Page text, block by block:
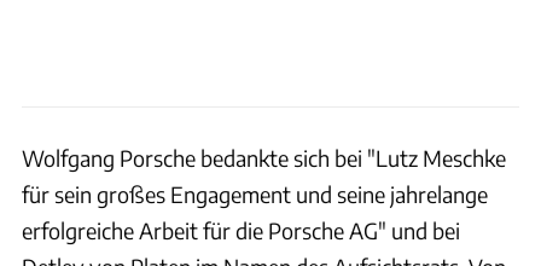
Wolfgang Porsche bedankte sich bei "Lutz Meschke
für sein großes Engagement und seine jahrelange
erfolgreiche Arbeit für die Porsche AG" und bei